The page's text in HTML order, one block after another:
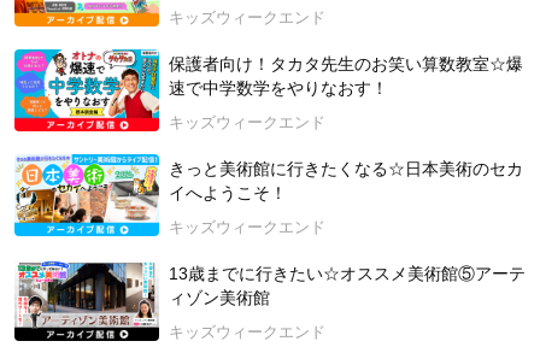
キッズウィークエンド
保護者向け！タカタ先生のお笑い算数教室☆爆
速で中学数学をやりなおす！
キッズウィークエンド
きっと美術館に行きたくなる☆日本美術のセカ
イへようこそ！
キッズウィークエンド
13歳までに行きたい☆オススメ美術館⑤アーテ
ィゾン美術館
キッズウィークエンド